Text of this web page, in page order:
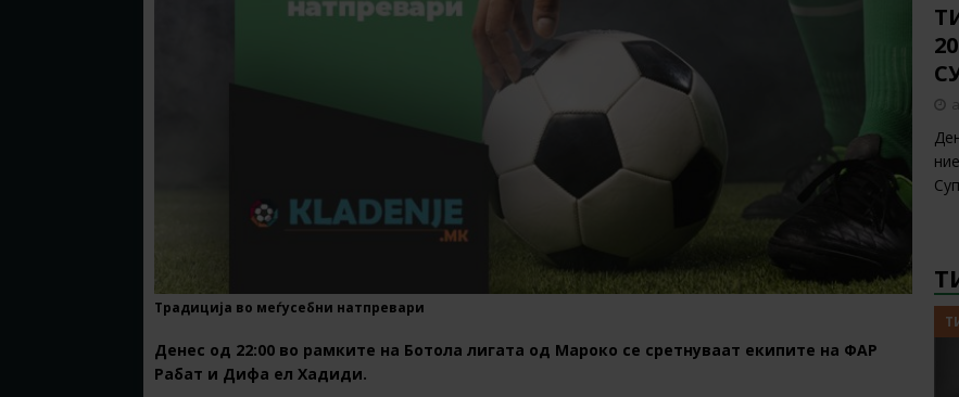
Традиција во меѓусебни натпревари
Денес од 22:00 во рамките на Ботола лигата од Мароко се сретнуваат екипите на ФАР
Рабат и Дифа ел Хадиди.